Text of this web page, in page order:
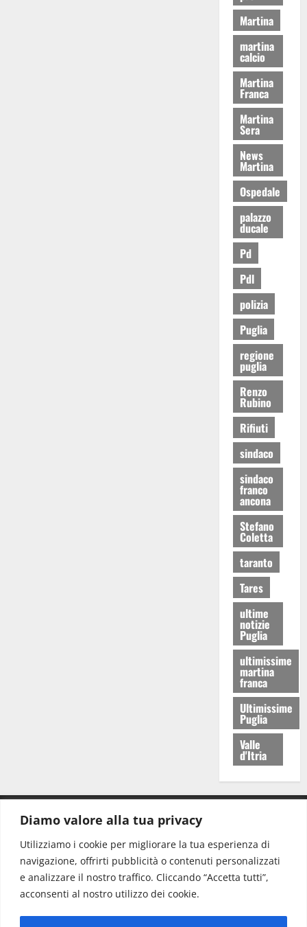
Diamo valore alla tua privacy
Utilizziamo i cookie per migliorare la tua esperienza di
navigazione, offrirti pubblicità o contenuti personalizzati
e analizzare il nostro traffico. Cliccando “Accetta tutti”,
acconsenti al nostro utilizzo dei cookie.
Martina
martina
calcio
Martina
Franca
Martina
Sera
News
Martina
Ospedale
palazzo
ducale
Pd
Pdl
polizia
Puglia
regione
puglia
Renzo
Rubino
Rifiuti
sindaco
sindaco
franco
ancona
Stefano
Coletta
taranto
Tares
ultime
notizie
Puglia
ultimissime
martina
franca
Ultimissime
Puglia
Valle
d'Itria
Redazione: redazione@www.martinasera.it
Direttore:direttore@www.martinasera.it
Info & Commerciale:info@www.martinasera.it